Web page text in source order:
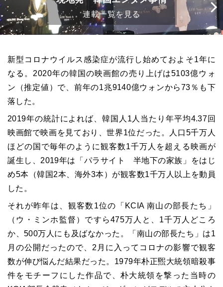
連載一覧を見る
新型コロナウイルス感染症が流行し始めておよそ1年に
なる。2020年の韓国の映画館の売り上げは5103億ウォ
ン（推定値）で、前年の1兆9140億ウォンから73％も下
落した。
2019年の統計によれば、韓国人1人当たり年平均4.37回
映画館で映画を見ており、世界1位だった。人口5千万人
ほどの国で毎年のように観客数1千万人を超える映画が
誕生し、2019年は「パラサイト 半地下の家族」をはじ
め5本（韓国2本、海外3本）が観客数1千万人以上を動員
した。
それが昨年は、観客数1位の「KCIA 南山の部長たち」
（ウ・ミンホ監督）ですら475万人と、1千万人どころ
か、500万人にも及ばなかった。「南山の部長たち」は1
月の公開だったので、2月に入ってコロナの影響で観客
数が伸び悩んだ結果だった。1979年朴正煕大統領暗殺事
件をモチーフにした作品で、朴大統領を撃った当時の